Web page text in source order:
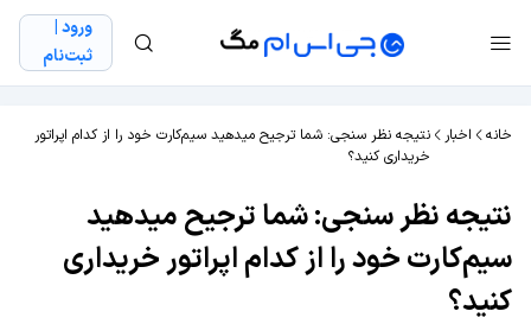
ورود |
ثبت‌نام
خانه اخبار
نتیجه نظر سنجی: شما ترجیح میدهید سیم‌کارت خود را از کدام اپراتور
خریداری کنید؟
نتیجه نظر سنجی: شما ترجیح میدهید
سیم‌کارت خود را از کدام اپراتور خریداری
کنید؟